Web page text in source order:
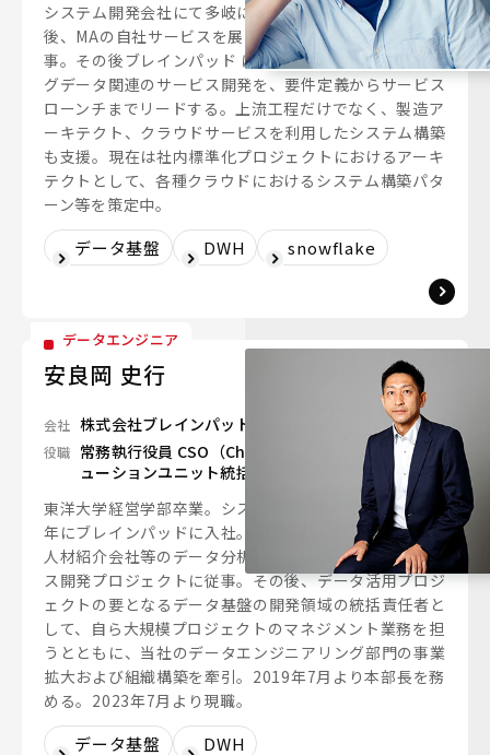
システム開発会社にて多岐にわたるシステム開発を経験
後、MAの自社サービスを展開する会社にて開発に従
事。その後ブレインパッド に参画。様々な業界のビッ
グデータ関連のサービス開発を、要件定義からサービス
ローンチまでリードする。上流工程だけでなく、製造ア
ーキテクト、クラウドサービスを利用したシステム構築
も支援。現在は社内標準化プロジェクトにおけるアーキ
テクトとして、各種クラウドにおけるシステム構築パタ
ーン等を策定中。
データ基盤 DWH snowflake
データエンジニア
安良岡 史行
会社 株式会社ブレインパッド
役職 常務執行役員 CSO（Chief Solutions Officer）ソリ
ューションユニット統括
東洋大学経営学部卒業。システム開発会社を経て2006
年にブレインパッドに入社。大手証券会社・保険会社・
人材紹介会社等のデータ分析プロジェクトや新規サービ
ス開発プロジェクトに従事。その後、データ活用プロジ
ェクトの要となるデータ基盤の開発領域の統括責任者と
して、自ら大規模プロジェクトのマネジメント業務を担
うとともに、当社のデータエンジニアリング部門の事業
拡大および組織構築を牽引。2019年7月より本部長を務
める。2023年7月より現職。
データ基盤 DWH